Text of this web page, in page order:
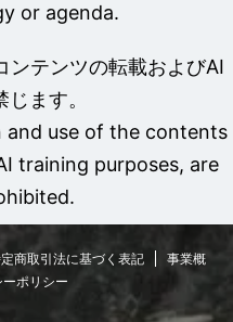
or agenda.
ンテンツの転載およびAI
ます。
use of the contents
training purposes, are
商取引法に基づく表記
事業概
ポリシー